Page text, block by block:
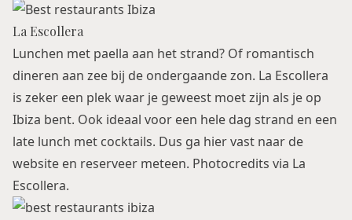
La Escollera
Lunchen met paella aan het strand? Of romantisch
dineren aan zee bij de ondergaande zon. La Escollera
is zeker een plek waar je geweest moet zijn als je op
Ibiza bent. Ook ideaal voor een hele dag strand en een
late lunch met cocktails. Dus ga hiervast naar de
website en reserveer meteen. Photocredits via La
Escollera.